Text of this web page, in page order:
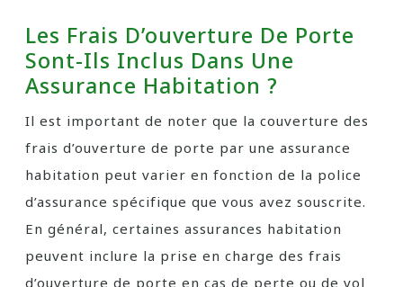
Les Frais D’ouverture De Porte
Sont-Ils Inclus Dans Une
Assurance Habitation ?
Il est important de noter que la couverture des
frais d’ouverture de porte par une assurance
habitation peut varier en fonction de la police
d’assurance spécifique que vous avez souscrite.
En général, certaines assurances habitation
peuvent inclure la prise en charge des frais
d’ouverture de porte en cas de perte ou de vol